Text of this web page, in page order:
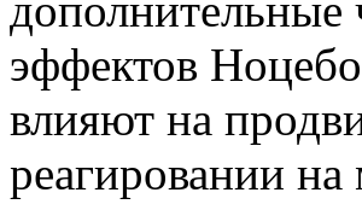
дополнительные
эффектов
влияют на
реагировании